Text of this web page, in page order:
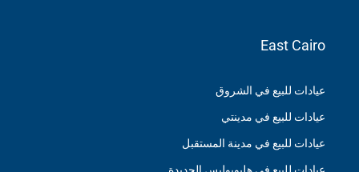
East Cairo
عيادات للبيع في الشروق
عيادات للبيع في مدينتي
عيادات للبيع في مدينة المستقبل